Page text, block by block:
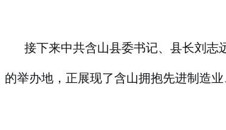
接下来中共含山县委书记、县长刘志
的举办地，正展现了含山拥抱先进制造